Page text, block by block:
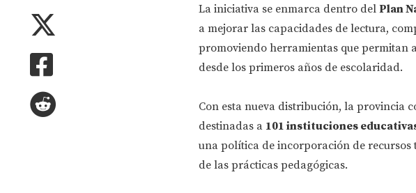
La iniciativa se enmarca dentro del Plan
a mejorar las capacidades de lectura,
promoviendo herramientas que permitan
desde los primeros años de escolaridad.
Con esta nueva distribución, la provincia
destinadas a 101 instituciones
una política de incorporación de
de las prácticas pedagógicas.